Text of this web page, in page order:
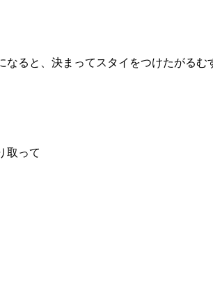
ると、決まってスタイをつけたがるむ
取って